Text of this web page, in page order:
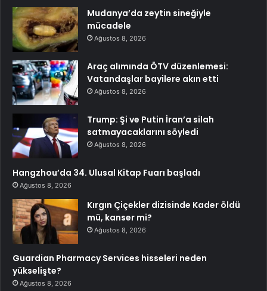
Mudanya’da zeytin sineğiyle
mücadele
Ağustos 8, 2026
Araç alımında ÖTV düzenlemesi:
Vatandaşlar bayilere akın etti
Ağustos 8, 2026
Trump: Şi ve Putin İran’a silah
satmayacaklarını söyledi
Ağustos 8, 2026
Hangzhou’da 34. Ulusal Kitap Fuarı başladı
Ağustos 8, 2026
Kırgın Çiçekler dizisinde Kader öldü
mü, kanser mi?
Ağustos 8, 2026
Guardian Pharmacy Services hisseleri neden
yükselişte?
Ağustos 8, 2026